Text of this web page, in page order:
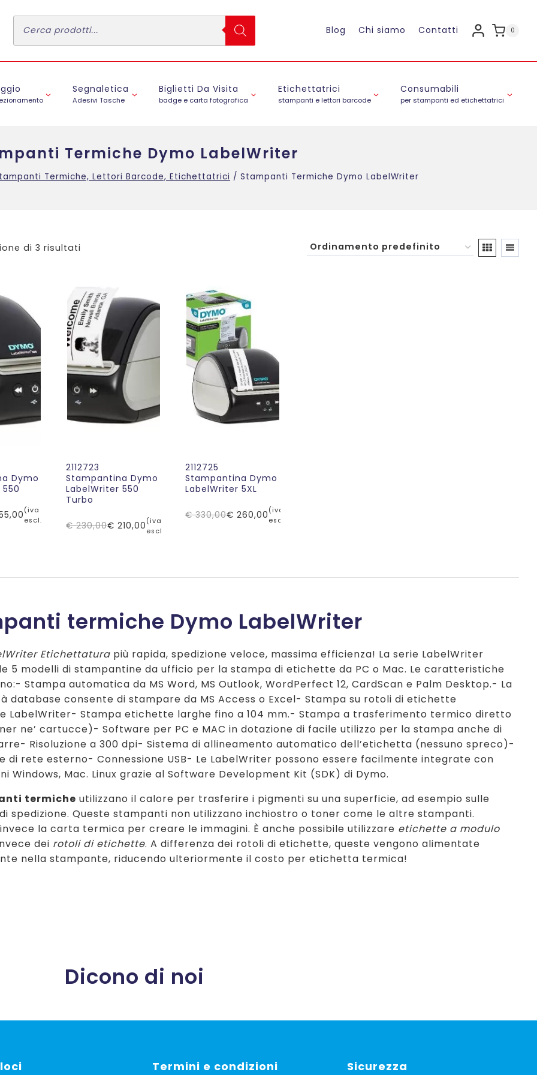
Ricerca
prodotti Blog Chi siamo Contatti 0
Segnaletica
Adesivi Tasche
Biglietti Da Visita
badge e carta fotografica
Etichettatrici
stampanti e lettori barcode
Consumabili
per stampanti ed etichettatrici
Termiche Dymo LabelWriter
Termiche, Lettori Barcode, Etichettatrici / Stampanti Termiche Dymo LabelWriter
di 3 risultati
Dymo
(iva
escl.)
2112723
Stampantina Dymo
LabelWriter 550
Turbo
€230,00
Il
€ 210,00
Il
(iva
escl.)
2112725
Stampantina Dymo
LabelWriter 5XL
€330,00
Il
€ 260,00
Il
(iva
escl.)
termiche Dymo LabelWriter
Etichettaturapiù rapida, spedizione veloce, massima efficienza! La serie LabelWriter
5 modelli di stampantine da ufficio per la stampa di etichette da PC o Mac. Le caratteristiche
Stampa automatica da MS Word, MS Outlook, WordPerfect 12, CardScan e Palm Desktop.- La
database consente di stampare da MS Access o Excel- Stampa su rotoli di etichette
LabelWriter- Stampa etichette larghe fino a 104 mm.- Stampa a trasferimento termico diretto
ne’ cartucce)- Software per PC e MAC in dotazione di facile utilizzo per la stampa anche di
Risoluzione a 300 dpi- Sistema di allineamento automatico dell’etichetta (nessuno spreco)-
di rete esterno- Connessione USB- Le LabelWriter possono essere facilmente integrate con
Windows, Mac. Linux grazie al Software Development Kit (SDK) di Dymo.
termiche utilizzano il calore per trasferire i pigmenti su una superficie, ad esempio sulle
spedizione. Queste stampanti non utilizzano inchiostro o toner come le altre stampanti.
la carta termica per creare le immagini. È anche possibile utilizzare etichette a modulo
dei rotoli di etichette. A differenza dei rotoli di etichette, queste vengono alimentate
nella stampante, riducendo ulteriormente il costo per etichetta termica!
Dicono di noi
Termini e condizioni Sicurezza